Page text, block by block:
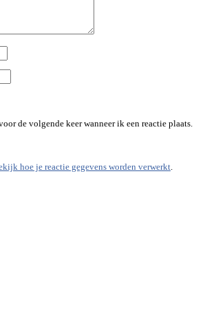
de volgende keer wanneer ik een reactie plaats.
hoe je reactie gegevens worden verwerkt.